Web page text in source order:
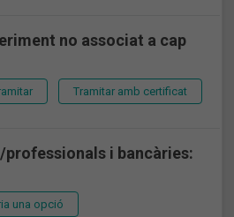
no associat a cap
Tramitar amb certificat
professionals i bancàries:
una opció